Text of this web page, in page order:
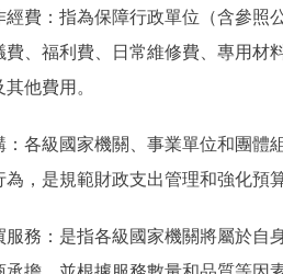
：指為保障行政單位（含參照公
費、福利費、日常維修費、專用材
他費用。
級國家機關、事業單位和團體組
為，是規範財政支出管理和強化預
：是指各級國家機關將屬於自身